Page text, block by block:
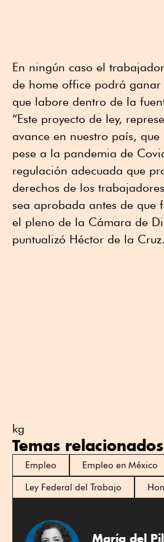
En ningún caso el
de home office podrá ganar
que labore dentro de la
“Este proyecto de ley,
avance en nuestro país,
pese a la pandemia de
regulación adecuada que
derechos de los
sea aprobada antes de que
el pleno de la Cámara de
puntualizó Héctor de la Cruz.
kg
Temas relacionados
Empleo
Empleo en México
Ley Federal del Trabajo
María del